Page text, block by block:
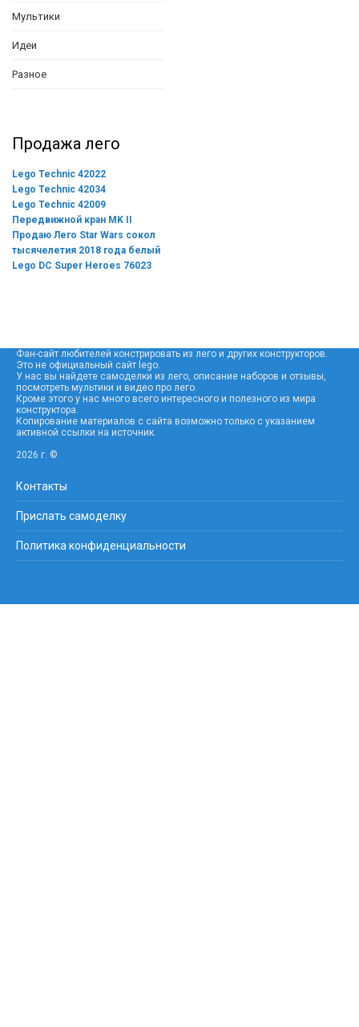
Мультики
Идеи
Разное
Продажа лего
Lego Technic 42022
Lego Technic 42034
Lego Technic 42009
Передвижной кран MK II
Продаю Лего Star Wars сокол
тысячелетия 2018 года белый
Lego DC Super Heroes 76023
Фан-сайт любителей констрировать из лего и других конструкторов.
Это не официальный сайт lego.
У нас вы найдете самоделки из лего, описание наборов и отзывы,
посмотреть мультики и видео про лего.
Кроме этого у нас много всего интересного и полезного из мира
конструктора.
Копирование материалов с сайта возможно только с указанием
активной ссылки на источник.
2026 г. ©
Контакты
Прислать самоделку
Политика конфиденциальности